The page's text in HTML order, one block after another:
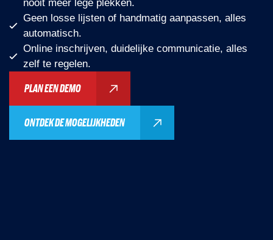
nooit meer lege plekken.
Geen losse lijsten of handmatig aanpassen, alles
automatisch.
Online inschrijven, duidelijke communicatie, alles
zelf te regelen.
ONTDEK DE MOGELIJKHEDEN
PLAN EEN DEMO